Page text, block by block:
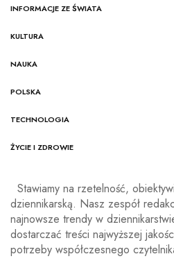
INFORMACJE ZE ŚWIATA
KULTURA
NAUKA
POLSKA
TECHNOLOGIA
ŻYCIE I ZDROWIE
Stawiamy na rzetelność,
dziennikarską. Nasz zespół
najnowsze trendy w
dostarczać treści najwyższej
potrzeby współczesnego